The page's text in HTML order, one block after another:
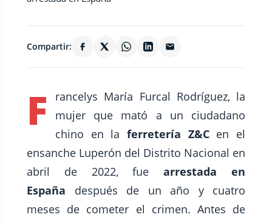
Compartir:
F
rancelys María Furcal Rodríguez, la
mujer que mató a un ciudadano
chino en la ferretería Z&Cen el
ensanche Luperón del Distrito Nacional en
abril de 2022, fuearrestada en
España después de un año y cuatro
meses de cometer el crimen. Antes de